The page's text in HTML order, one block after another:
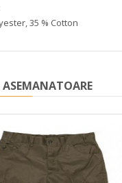
35 % Cotton
ASEMANATOARE